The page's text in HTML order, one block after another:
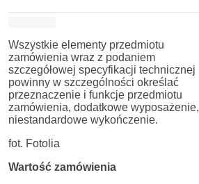
Wszystkie elementy przedmiotu
zamówienia wraz z podaniem
szczegółowej specyfikacji technicznej
powinny w szczególności określać
przeznaczenie i funkcje przedmiotu
zamówienia, dodatkowe wyposażenie,
niestandardowe wykończenie.
fot. Fotolia
Wartość zamówienia